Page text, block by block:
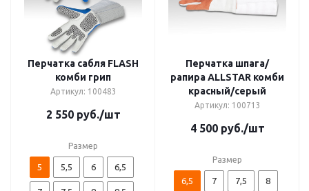
Перчатка сабля FLASH
комби грип
Артикул: 100483
2 550руб./шт
Размер
5 5,5 6 6,5
Перчатка шпага/
рапира ALLSTAR комби
красный/серый
Артикул: 100713
4 500руб./шт
Размер
6,5 7 7,5 8